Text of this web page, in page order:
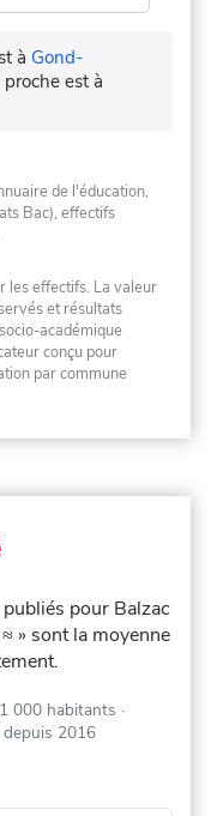
à Gond-
est à
de l'éducation,
Bac), effectifs
les effectifs. La valeur
et résultats
académique
conçu pour
par commune
pour Balzac
» sont la moyenne
000 habitants ·
2016